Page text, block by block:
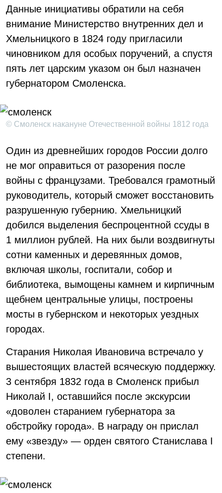
Данные инициативы обратили на себя
внимание Министерство внутренних дел и
Хмельницкого в 1824 году пригласили
чиновником для особых поручений, а спустя
пять лет царским указом он был назначен
губернатором Смоленска.
© Смоленск накануне Отечественной войны 1812 года
Один из древнейших городов России долго
не мог оправиться от разорения после
войны с французами. Требовался грамотный
руководитель, который сможет восстановить
разрушенную губернию. Хмельницкий
добился выделения беспроцентной ссуды в
1 миллион рублей. На них были воздвигнуты
сотни каменных и деревянных домов,
включая школы, госпитали, собор и
библиотека, вымощены камнем и кирпичным
щебнем центральные улицы, построены
мосты в губернском и некоторых уездных
городах.
Старания Николая Ивановича встречало у
вышестоящих властей всяческую поддержку.
3 сентября 1832 года в Смоленск прибыл
Николай I, оставшийся после экскурсии
«доволен старанием губернатора за
обстройку города». В награду он прислал
ему «звезду» — орден святого Станислава I
степени.